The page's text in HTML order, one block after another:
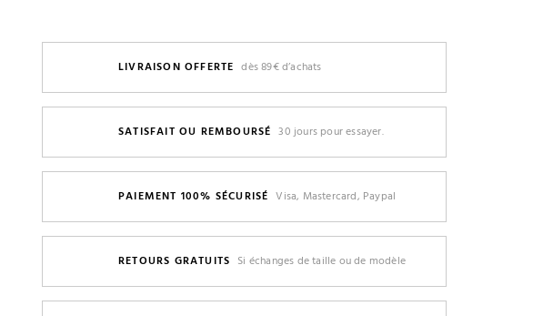
LIVRAISON OFFERTE dès 89€ d’achats
SATISFAIT OU REMBOURSÉ 30 jours pour essayer.
PAIEMENT 100% SÉCURISÉ Visa, Mastercard, Paypal
RETOURS GRATUITS Si échanges de taille ou de modèle